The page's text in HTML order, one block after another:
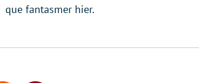
que fantasmer hier.